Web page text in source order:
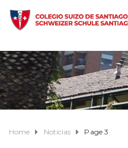
Home Noticias Page 3